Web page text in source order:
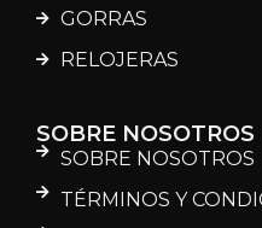
GORRAS
RELOJERAS
SOBRE NOSOTROS
SOBRE NOSOTROS
TÉRMINOS Y